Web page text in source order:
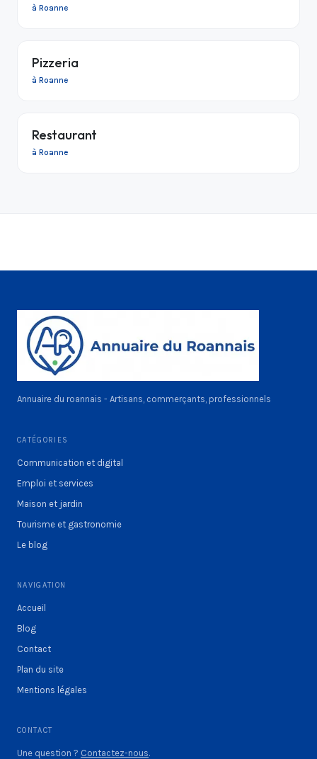
à Roanne
Pizzeria
à Roanne
Restaurant
à Roanne
Annuaire du roannais - Artisans, commerçants, professionnels
CATÉGORIES
Communication et digital
Emploi et services
Maison et jardin
Tourisme et gastronomie
Le blog
NAVIGATION
Accueil
Blog
Contact
Plan du site
Mentions légales
CONTACT
Une question ? Contactez-nous.